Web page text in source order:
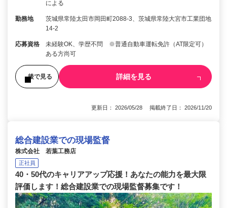
による
勤務地
茨城県常陸太田市岡田町2088-3、茨城県常陸大宮市工業団地
14-2
応募資格
未経験OK、学歴不問 ※普通自動車運転免許（AT限定可）
ある方尚可
後で見る 詳細を見る
更新日： 2026/05/28 掲載終了日： 2026/11/20
総合建設業での現場監督
株式会社 若葉工務店
正社員
40・50代のキャリアアップ応援！あなたの能力を最大限
評価します！総合建設業での現場監督募集です！